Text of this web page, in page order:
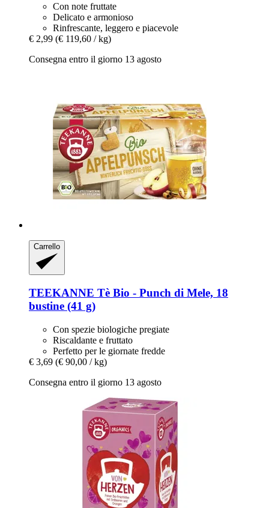
Con note fruttate
Delicato e armonioso
Rinfrescante, leggero e piacevole
€ 2,99 (€ 119,60 / kg)
Consegna entro il giorno 13 agosto
Carrello
TEEKANNE Tè Bio -​ Punch di Mele, 18
bustine (41 g)
Con spezie biologiche pregiate
Riscaldante e fruttato
Perfetto per le giornate fredde
€ 3,69 (€ 90,00 / kg)
Consegna entro il giorno 13 agosto